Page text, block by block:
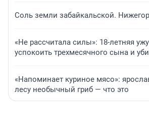
Соль земли забайкальской.
«Не рассчитала силы»: 18-летняя
успокоить трехмесячного сына и
«Напоминает куриное мясо»:
лесу необычный гриб — что это